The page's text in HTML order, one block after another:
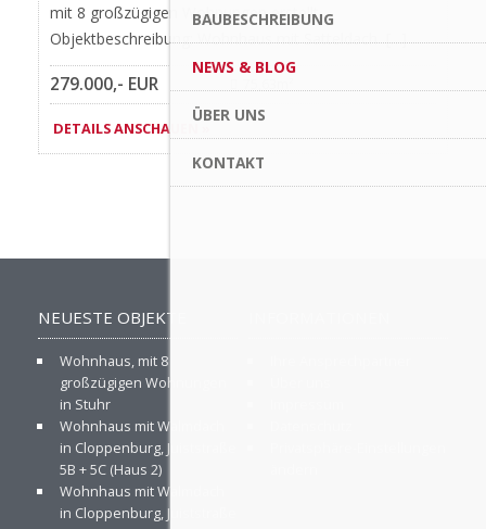
BAUBESCHREIBUNG
NEWS & BLOG
ÜBER UNS
KONTAKT
mit 8 großzügigen Wohnungen erstellt.
Objektbeschreibung: Wohnhaus mit Satteldach […]
279.000,- EUR
DETAILS ANSCHAUEN »
NEUESTE OBJEKTE
Wohnhaus, mit 8
großzügigen Wohnungen
in Stuhr
Wohnhaus mit Walmdach
in Cloppenburg, Juiststraße
5B + 5C (Haus 2)
Wohnhaus mit Walmdach
in Cloppenburg, Juiststraße